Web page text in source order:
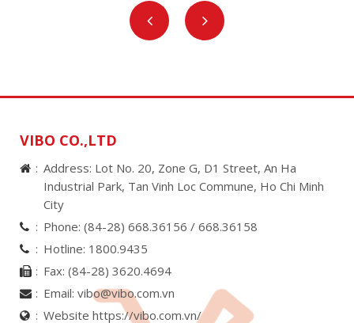
VIBO CO.,LTD
Address: Lot No. 20, Zone G, D1 Street, An Ha
Industrial Park, Tan Vinh Loc Commune, Ho Chi Minh
City
Phone: (84-28) 668.36156 / 668.36158
Hotline: 1800.9435
Fax: (84-28) 3620.4694
Email: vibo@vibo.com.vn
Website https://vibo.com.vn/